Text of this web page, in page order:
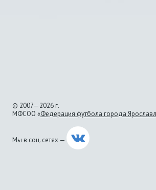
© 2007—2026 г.
МФСОО «Федерация футбола города
Мы в соц. сетях —